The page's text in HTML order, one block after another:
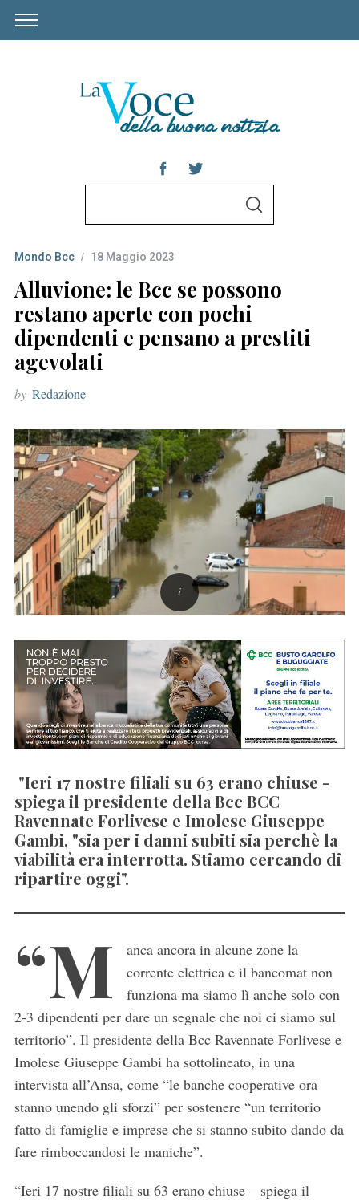
c
h
f
o
r
:
S
Mondo Bcc 18 Maggio 2023
Alluvione: le Bcc se possono
restano aperte con pochi
dipendenti e pensano a prestiti
agevolati
by Redazione
"Ieri 17 nostre filiali su 63 erano chiuse -
spiega il presidente della Bcc BCC
Ravennate Forlivese e Imolese Giuseppe
Gambi, "sia per i danni subiti sia perchè la
viabilità era interrotta. Stiamo cercando di
ripartire oggi".
“M
anca ancora in alcune zone la
corrente elettrica e il bancomat non
funziona ma siamo lì anche solo con
2-3 dipendenti per dare un segnale che noi ci siamo sul
territorio”. Il presidente della Bcc Ravennate Forlivese e
Imolese Giuseppe Gambi ha sottolineato, in una
intervista all’Ansa, come “le banche cooperative ora
stanno unendo gli sforzi” per sostenere “un territorio
fatto di famiglie e imprese che si stanno subito dando da
fare rimboccandosi le maniche”.
“Ieri 17 nostre filiali su 63 erano chiuse – spiega il